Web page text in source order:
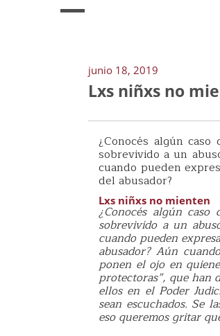
junio 18, 2019
Lxs niñxs no
¿Conocés algún
sobrevivido a un
cuando pueden
del abusador?
Lxs niñxs no mienten
¿Conocés algún
sobrevivido a un
cuando pueden
abusador? Aún
ponen el ojo en
protectoras”, que han
ellos en el Poder
sean escuchados. Se
eso queremos gritar